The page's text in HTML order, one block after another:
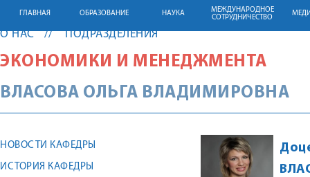
ГЛАВНАЯ ОБРАЗОВАНИЕ НАУКА
МЕЖДУНАРОДНОЕ
СОТРУДНИЧЕСТВО
О НАС ПОДРАЗДЕЛЕНИЯ
ЭКОНОМИКИ И МЕНЕДЖМЕНТА
ВЛАСОВА ОЛЬГА ВЛАДИМИРОВНА
НОВОСТИ КАФЕДРЫ
ИСТОРИЯ КАФЕДРЫ